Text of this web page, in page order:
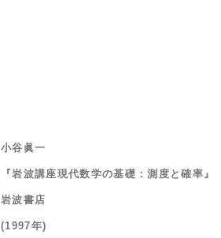
小谷眞一
『岩波講座現代数学の基礎：測度と確率』
岩波書店
(1997年)